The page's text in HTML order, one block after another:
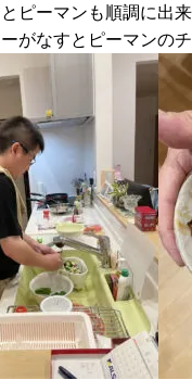
ピーマンも順調に出
がなすとピーマンの